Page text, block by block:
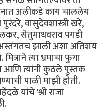
अलीकडे काय चाललेय
वासुदेवशास्त्री खरे,
सेतुमाधवराव पगडी
झाली अशा अतिशय
त्या भ्रमाचा फुगा
त्यांनी कुठले पुस्तक
पाळी माझी होती.
यांचे 'श्री राजा